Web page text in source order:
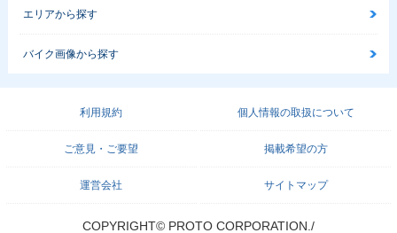
エリアから探す
バイク画像から探す
利用規約 個人情報の取扱について
ご意見・ご要望 掲載希望の方
運営会社 サイトマップ
COPYRIGHT© PROTO CORPORATION./